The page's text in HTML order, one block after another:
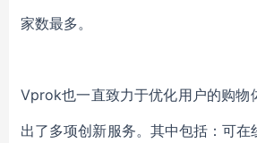
家数最多。
Vprok也一直致力于优化用户的购物
出了多项创新服务。其中包括：可在